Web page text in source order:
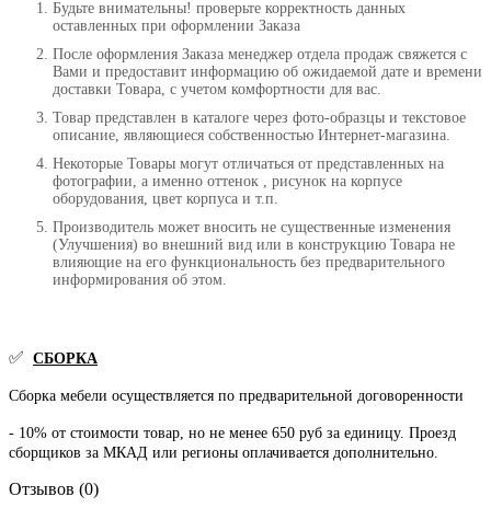
Будьте внимательны! проверьте корректность данных
оставленных при оформлении Заказа
После оформления Заказа менеджер отдела продаж свяжется с
Вами и предоставит информацию об ожидаемой дате и времени
доставки Товара, с учетом комфортности для вас.
Товар представлен в каталоге через фото-образцы и текстовое
описание, являющиеся собственностью Интернет-магазина.
Некоторые Товары могут отличаться от представленных на
фотографии, а именно оттенок , рисунок на корпусе
оборудования, цвет корпуса и т.п.
Производитель может вносить не существенные изменения
(Улучшения) во внешний вид или в конструкцию Товара не
влияющие на его функциональность без предварительного
информирования об этом.
✅ СБОРКА
Сборка мебели осуществляется по предварительной договоренности
- 10% от стоимости товар, но не менее 650 руб за единицу. Проезд
сборщиков за МКАД или регионы оплачивается дополнительно.
Отзывов (0)